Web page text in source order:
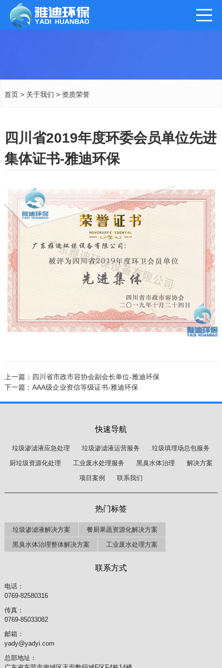
首页 > 关于我们 > 资质荣誉
四川省2019年度环委会员单位先进
集体证书-雅迪环保
上一篇： 四川省市政市容协会副会长单位-雅迪环保
下一篇： AAA级企业资信等级证书-雅迪环保
快速导航
垃圾渗滤液应急处理 垃圾渗滤液运营服务
垃圾填埋场总包服务
厨垃圾资源化处理
工业废水处理服务 黑臭水体治理
解决方案
项目案例
联系我们
热门标签
垃圾渗滤液解决方案
餐厨果蔬资源化解决方案
黑臭水体治理整体解决方案
工业废水处理方案
联系方式
电话：
0769-82580316
传真：
0769-85033082
邮箱：
yady@yadyi.com
总部地址：